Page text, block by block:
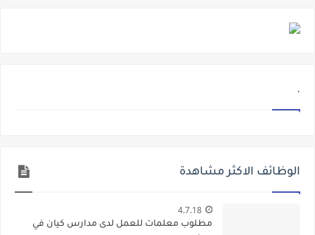
.
الوظائف الاكثر مشاهدة
4.7.18
مطلوب معلمات للعمل لدى مدارس كيان في